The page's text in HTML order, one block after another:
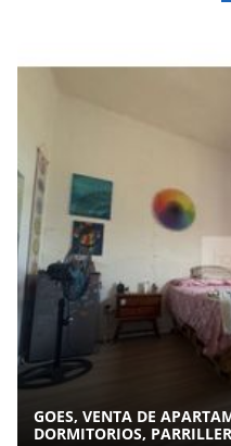
GOES, VENTA DE
DORMITORIOS,